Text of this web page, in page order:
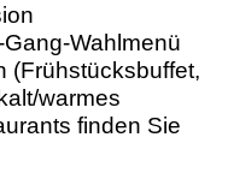
Wahlmenü
(Frühstücksbuffet,
warmes
finden Sie